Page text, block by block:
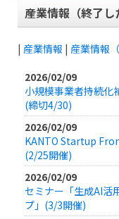
産業情報（終了し
| 産業情報 | 産業情報
2026/02/09
小規模事業者持続化
(締切4/30)
2026/02/09
KANTO Startup
(2/25開催)
2026/02/09
セミナー「生成AI活
プ」(3/3開催)